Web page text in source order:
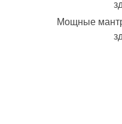
Мощные